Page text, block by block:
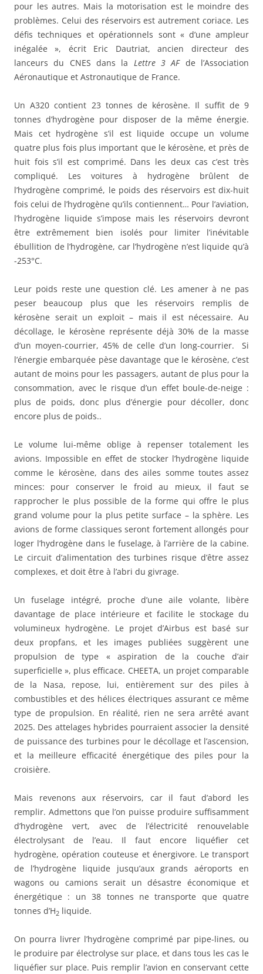
pour les autres. Mais la motorisation est le moindre des
problèmes. Celui des réservoirs est autrement coriace. Les
défis techniques et opérationnels sont « d’une ampleur
inégalée », écrit Eric Dautriat, ancien directeur des
lanceurs du CNES dans la Lettre 3 AFde l’Association
Aéronautique et Astronautique de France.
Un A320 contient 23 tonnes de kérosène. Il suffit de 9
tonnes d’hydrogène pour disposer de la même énergie.
Mais cet hydrogène s’il est liquide occupe un volume
quatre plus fois plus important que le kérosène, et près de
huit fois s’il est comprimé. Dans les deux cas c’est très
compliqué. Les voitures à hydrogène brûlent de
l’hydrogène comprimé, le poids des réservoirs est dix-huit
fois celui de l’hydrogène qu’ils contiennent… Pour l’aviation,
l’hydrogène liquide s’impose mais les réservoirs devront
être extrêmement bien isolés pour limiter l’inévitable
ébullition de l’hydrogène, car l’hydrogène n’est liquide qu’à
-253°C.
Leur poids reste une question clé. Les amener à ne pas
peser beaucoup plus que les réservoirs remplis de
kérosène serait un exploit – mais il est nécessaire. Au
décollage, le kérosène représente déjà 30% de la masse
d’un moyen-courrier, 45% de celle d’un long-courrier. Si
l’énergie embarquée pèse davantage que le kérosène, c’est
autant de moins pour les passagers, autant de plus pour la
consommation, avec le risque d’un effet boule-de-neige :
plus de poids, donc plus d’énergie pour décoller, donc
encore plus de poids..
Le volume lui-même oblige à repenser totalement les
avions. Impossible en effet de stocker l’hydrogène liquide
comme le kérosène, dans des ailes somme toutes assez
minces: pour conserver le froid au mieux, il faut se
rapprocher le plus possible de la forme qui offre le plus
grand volume pour la plus petite surface – la sphère. Les
avions de forme classiques seront fortement allongés pour
loger l’hydrogène dans le fuselage, à l’arrière de la cabine.
Le circuit d’alimentation des turbines risque d’être assez
complexes, et doit être à l’abri du givrage.
Un fuselage intégré, proche d’une aile volante, libère
davantage de place intérieure et facilite le stockage du
volumineux hydrogène. Le projet d’Airbus est basé sur
deux propfans, et les images publiées suggèrent une
propulsion de type « aspiration de la couche d’air
superficielle », plus efficace. CHEETA, un projet comparable
de la Nasa, repose, lui, entièrement sur des piles à
combustibles et des hélices électriques assurant ce même
type de propulsion. En réalité, rien ne sera arrêté avant
2025. Des attelages hybrides pourraient associer la densité
de puissance des turbines pour le décollage et l’ascension,
et la meilleure efficacité énergétique des piles pour la
croisière.
Mais revenons aux réservoirs, car il faut d’abord les
remplir. Admettons que l’on puisse produire suffisamment
d’hydrogène vert, avec de l’électricité renouvelable
électrolysant de l’eau. Il faut encore liquéfier cet
hydrogène, opération couteuse et énergivore. Le transport
de l’hydrogène liquide jusqu’aux grands aéroports en
wagons ou camions serait un désastre économique et
énergétique : un 38 tonnes ne transporte que quatre
tonnes d’H2 liquide.
On pourra livrer l’hydrogène comprimé par pipe-lines, ou
le produire par électrolyse sur place, et dans tous les cas le
liquéfier sur place. Puis remplir l’avion en conservant cette